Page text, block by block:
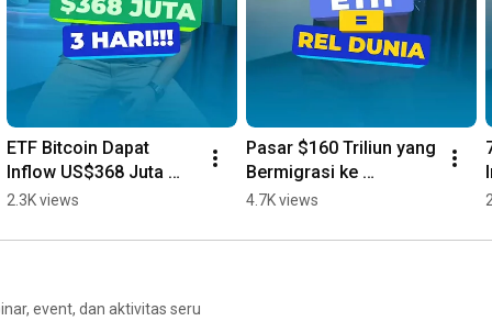
ETF Bitcoin Dapat
Inflow US$368 Juta
dalam 3 Hari Ini Artinya
2.3K views
Pasar $160 Triliun yang
Bermigrasi ke
Ethereum , Ini Artinya
4.7K views
event, dan aktivitas seru